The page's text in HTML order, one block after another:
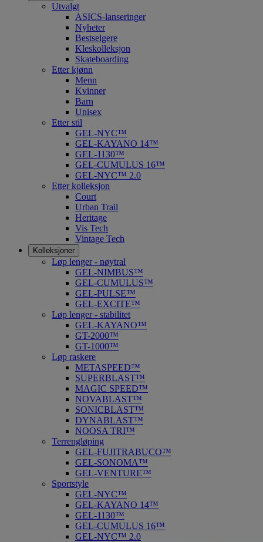
Utvalgt
ASICS-lanseringer
Nyheter
Bestselgere
Kleskolleksjon
Skateboarding
Etter kjønn
Menn
Kvinner
Barn
Unisex
Etter stil
GEL-NYC™
GEL-KAYANO 14™
GEL-1130™
GEL-CUMULUS 16™
GEL-NYC™ 2.0
Etter kolleksjon
Court
Urban Trail
Heritage
Vis Tech
Vintage Tech
Kolleksjoner
Løp lenger - nøytral
GEL-NIMBUS™
GEL-CUMULUS™
GEL-PULSE™
GEL-EXCITE™
Løp lenger - stabilitet
GEL-KAYANO™
GT-2000™
GT-1000™
Løp raskere
METASPEED™
SUPERBLAST™
MAGIC SPEED™
NOVABLAST™
SONICBLAST™
DYNABLAST™
NOOSA TRI™
Terrengløping
GEL-FUJITRABUCO™
GEL-SONOMA™
GEL-VENTURE™
Sportstyle
GEL-NYC™
GEL-KAYANO 14™
GEL-1130™
GEL-CUMULUS 16™
GEL-NYC™ 2.0